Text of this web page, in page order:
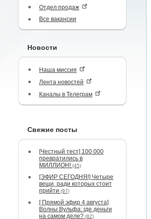
Отдел продаж
Все вакансии
Новости
Наша миссия
Лента новостей
Каналы в Телеграм
Свежие посты
[Честный тест] 100 000
превратились в
МИЛЛИОН! (45)
[ЭФИР СЕГОДНЯ!] Четыре
вещи, ради которых стоит
прийти (97)
[ Прямой эфир 4 августа]
Волны Вульфа: где деньги
на самом деле? (82)